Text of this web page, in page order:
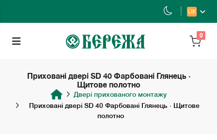
UK
0
Приховані двері SD 40 Фарбовані Глянець ·
Щитове полотно
Двері прихованого монтажу
Приховані двері SD 40 Фарбовані Глянець · Щитове
полотно